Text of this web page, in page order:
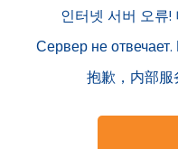
인터넷 서버 오류
Сервер не
抱歉，内部